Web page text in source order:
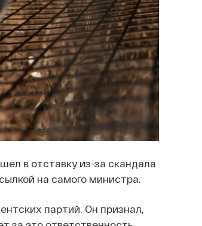
в отставку из-за скандала
на самого министра.
партий. Он признал,